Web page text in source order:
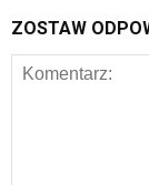
ZOSTAW